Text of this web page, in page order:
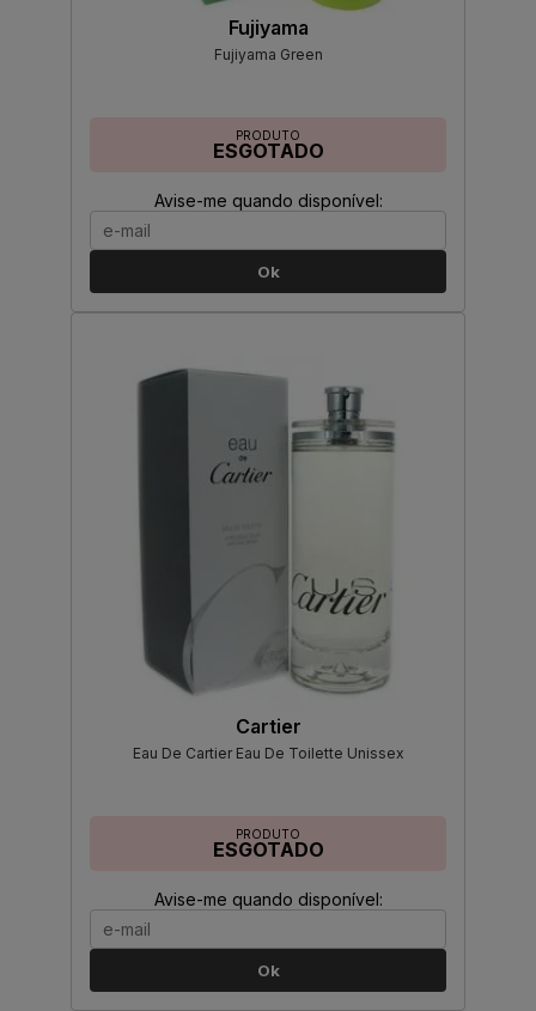
Fujiyama
Fujiyama Green
PRODUTO
ESGOTADO
Avise-me quando disponível:
Ok
Cartier
Eau De Cartier Eau De Toilette Unissex
PRODUTO
ESGOTADO
Avise-me quando disponível:
Ok